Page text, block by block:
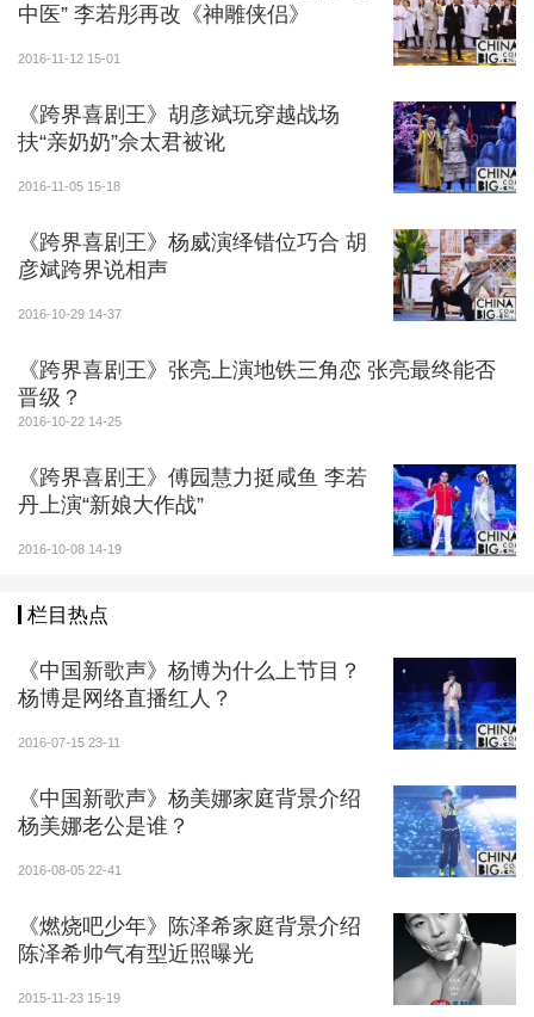
更为传奇的是《白蛇传》的剧情中竟然还串来了
《倩女幽魂》中的黑山姥姥与《水浒传》中的武松！
儿”解决问题的途径竟是耍赖！一不付违约金二不退片
酬，三部戏同时开轧好不热闹，剧情也搅和成了一锅
粥！
前有苦情《白蛇传》，中间杀来神魔档《倩女幽
魂》，加上霸气侧漏的《水浒传》，潘粤明面对闹哄哄
的现场也是苦不堪言难以应对，“大腕儿”又究竟会如何
化解片场危机呢？
中医” 李若彤再改《神雕侠侣》
2016-11-12 15-01
《跨界喜剧王》胡彦斌玩穿越战场
扶“亲奶奶”佘太君被讹
2016-11-05 15-18
《跨界喜剧王》杨威演绎错位巧合 胡
彦斌跨界说相声
2016-10-29 14-37
《跨界喜剧王》张亮上演地铁三角恋 张亮最终能否
晋级？
2016-10-22 14-25
《跨界喜剧王》傅园慧力挺咸鱼 李若
丹上演“新娘大作战”
2016-10-08 14-19
栏目热点
《中国新歌声》杨博为什么上节目？
杨博是网络直播红人？
2016-07-15 23-11
《中国新歌声》杨美娜家庭背景介绍
杨美娜老公是谁？
2016-08-05 22-41
《燃烧吧少年》陈泽希家庭背景介绍
陈泽希帅气有型近照曝光
2015-11-23 15-19